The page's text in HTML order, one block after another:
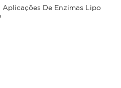
Aplicações De Enzimas Lipo